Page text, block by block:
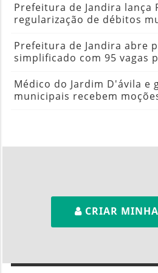
Prefeitura de Jandira lança
regularização de débitos
Prefeitura de Jandira abre
simplificado com 95 vagas
Médico do Jardim D'ávila e
municipais recebem
CRIAR